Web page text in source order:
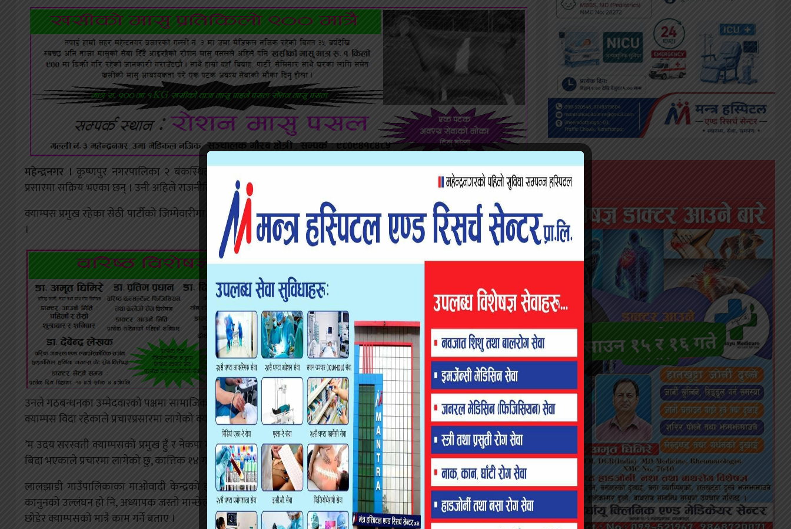
महेन्द्रनगर । कृष्णपुर नगरपालिका २ बंकस्थित उदय सरस्वती क्याम्पसका प्रमुख जगदीश सेठी सत्ता गठबन्धनको चुनावी प्रचार
प्रसारमा सक्रिय भएका छन् । उनी अहिले राजनीतिक कार्यक्रम र घरदैलोमा व्यस्त भएका छन् ।
क्याम्पस प्रमुख रहेका सेठी पार्टीको जिम्मेवारीमा पनि छन् । उनी आफू लालझाडी गाउँ पालिकामा नेकपा माओवादी केन्द्रको इन्चार्ज छन्
।
उनले गठबन्धनका उम्मेदवारको पक्षमा सामाजिक सञ्जाल फेसबुकमा लेख्ने र कार्यक्रममा सहभागी हुने गरेको स्वीकार गरेका छन्। अहिले
क्याम्पस विदा रहेकाले प्रचारप्रसारमा लागेको क्याम्पस प्रमुख सेठीले बताएका छन् ।
’म उदय सरस्वती क्याम्पसको प्रमुख हुँ र नेकपा माओवादी केन्द्र लालझाडी गाउँपालिकाको इन्चार्ज पनि हुँ,’ उनले भने, ’अहिले क्याम्पस
बिदा भएकाले प्रचारमा लागेको छु, कात्तिक १४ गतेबाट क्याम्पस खुल्छ त्यसपछि पार्टीबाट पनि राजीनामा दिन्छु र प्रचार पनि गर्दैन।’
लालझाडी गाउँपालिकाका माओवादी केन्द्रको इन्चार्ज पनि हुने क्याम्पसको प्रमुख पनि हुने यो त निर्वाचन आचारसंहिता र विद्यमान
कानुनको उल्लंघन हो नि, अध्यापक जस्तो मान्छेले पार्टीको कार्यकर्ता हुन अफ्ठारो लागेन ? भन्ने प्रश्नमा सेठीले कात्तिक १४ गतेपछि पार्टी
छोडेर क्याम्पसको मात्रै काम गर्ने बताए ।